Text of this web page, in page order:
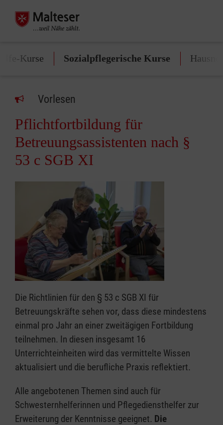
Kurse Sozialpflegerische Kurse
Vorlesen
Pflichtfortbildung für
Betreuungsassistenten nach §
53 c SGB XI
Die Richtlinien für den § 53 c SGB XI für
Betreuungskräfte sehen vor, dass diese mindestens
einmal pro Jahr an einer zweitägigen Fortbildung
teilnehmen. In diesen insgesamt 16
Unterrichteinheiten wird das vermittelte Wissen
aktualisiert und die berufliche Praxis reflektiert.
Alle angebotenen Themen sind auch für
Schwesternhelferinnen und Pflegediensthelfer zur
Erweiterung der Kenntnisse geeignet. Die